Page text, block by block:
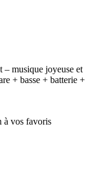
musique joyeuse et
+ basse + batterie +